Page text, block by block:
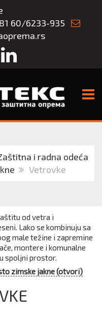
60/6233-935
Instagram
LinkedIn
i radna odeća
Vetrovke
od vetra i
Lako se kombinuju sa
male težine i zapremine
montere i komunalne
spoljni prostor.
zimske jakne (otvori)